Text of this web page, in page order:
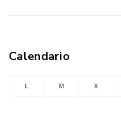
Calendario
L M X